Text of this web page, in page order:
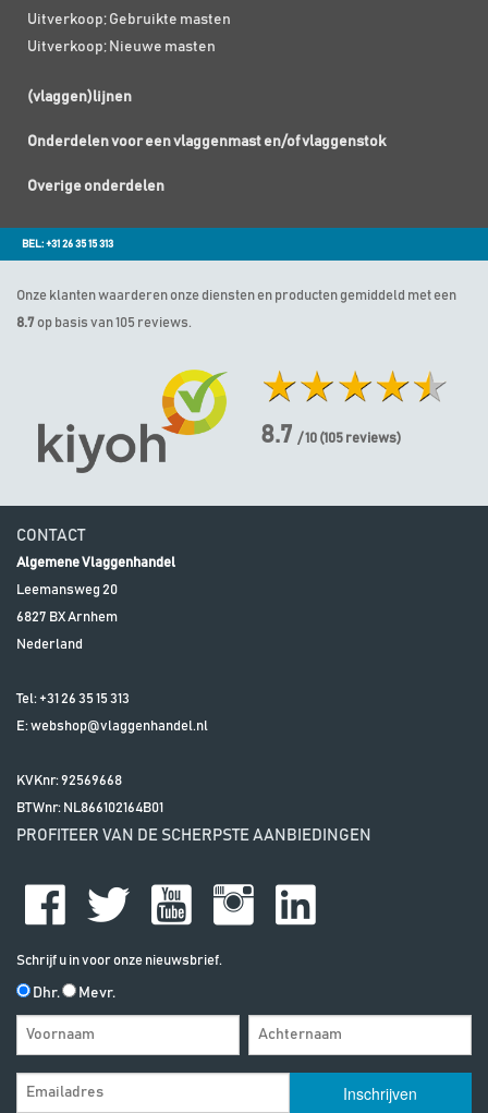
Uitverkoop; Gebruikte masten
Uitverkoop; Nieuwe masten
(vlaggen)lijnen
Onderdelen voor een vlaggenmast en/of vlaggenstok
Overige onderdelen
BEL: +31 26 35 15 313
Onze klanten waarderen onze diensten en producten gemiddeld met een
8.7 op basis van 105 reviews.
8.7 / 10 (105 reviews)
CONTACT
Algemene Vlaggenhandel
Leemansweg 20
6827 BXArnhem
Nederland
Tel: +31 26 35 15 313
E:webshop@vlaggenhandel.nl
KVKnr: 92569668
BTWnr: NL866102164B01
PROFITEER VAN DE SCHERPSTE AANBIEDINGEN
Schrijf u in voor onze nieuwsbrief.
Dhr. Mevr.